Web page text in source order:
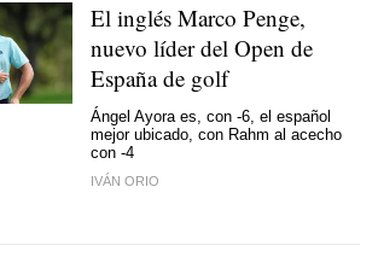
El inglés Marco Penge,
nuevo líder del Open de
España de golf
Ángel Ayora es, con -6, el español
mejor ubicado, con Rahm al acecho
con -4
IVÁN ORIO